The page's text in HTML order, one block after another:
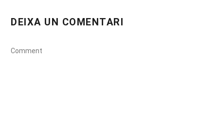
DEIXA UN COMENTARI